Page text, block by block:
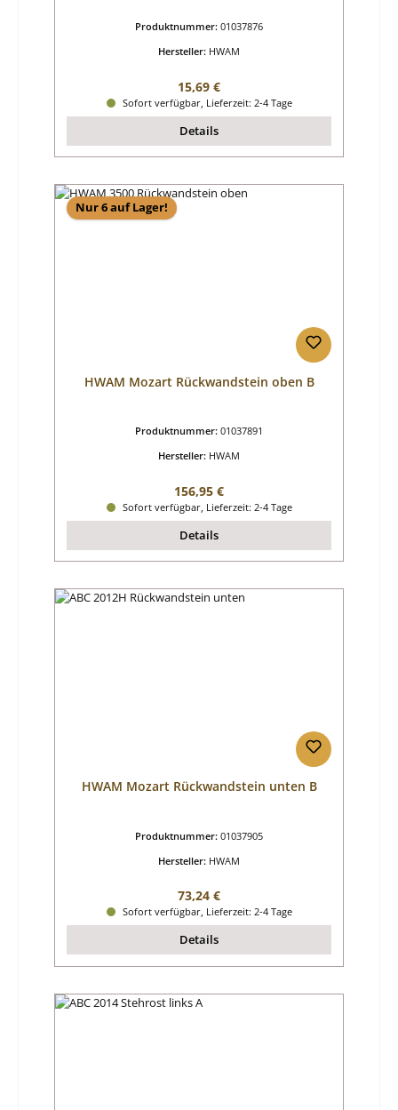
Produktnummer: 01037876
Hersteller: HWAM
Regulärer Preis:
15,69 €
Sofort verfügbar, Lieferzeit: 2-4 Tage
Details
Nur 6 auf Lager!
HWAM Mozart Rückwandstein oben B
Produktnummer: 01037891
Hersteller: HWAM
Regulärer Preis:
156,95 €
Sofort verfügbar, Lieferzeit: 2-4 Tage
Details
HWAM Mozart Rückwandstein unten B
Produktnummer: 01037905
Hersteller: HWAM
Regulärer Preis:
73,24 €
Sofort verfügbar, Lieferzeit: 2-4 Tage
Details